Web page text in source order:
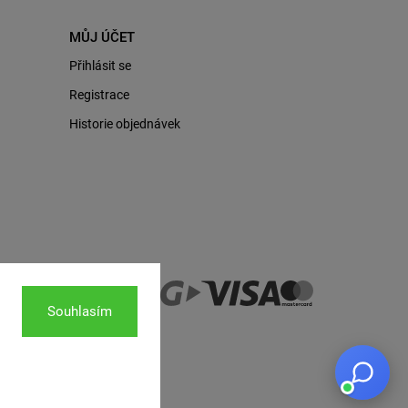
Souhlasím
MŮJ ÚČET
Přihlásit se
Registrace
Historie objednávek